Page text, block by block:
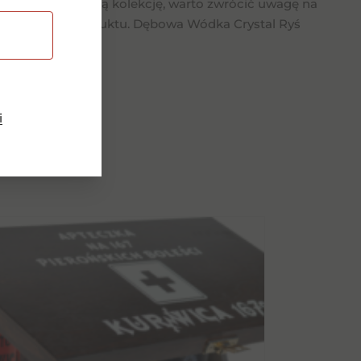
uzupełnić swoją kolekcję, warto zwrócić uwagę na
jakość produktu. Dębowa Wódka Crystal Ryś